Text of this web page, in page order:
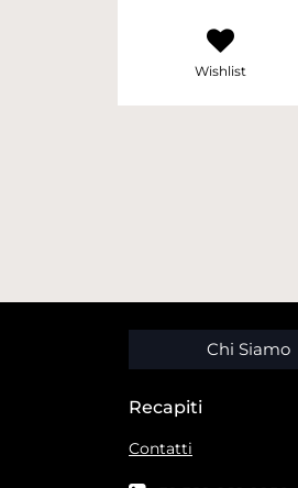
Wishlist
Chi Siamo
Recapiti
Contatti